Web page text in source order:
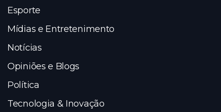
Esporte
Mídias e Entretenimento
Notícias
Opiniões e Blogs
Política
Tecnologia & Inovação